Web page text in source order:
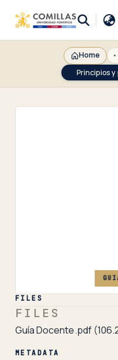
Home
FILES
FILES
Guía Docente.pdf
METADATA